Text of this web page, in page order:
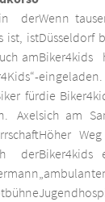
der
ist, ist
am
für
Axel
der
Wenn
Düsseldorf
Biker4kids
eingeladen.
die
sich am
Höher
Biker4kids